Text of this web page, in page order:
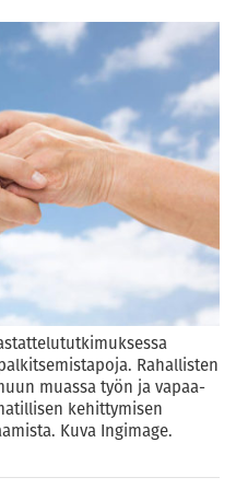
Rahallisten
muassa työn ja vapaa-
kehittymisen
Kuva Ingimage.